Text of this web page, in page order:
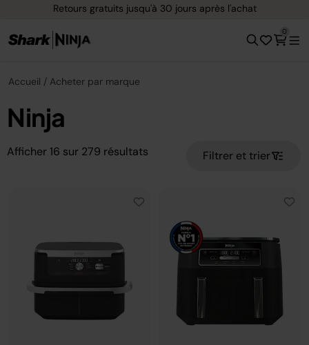
Retours gratuits jusqu'à 30 jours après l'achat
0
Accueil Acheter par marque
Ninja
Afficher 16 sur 279 résultats Filtrer et trier